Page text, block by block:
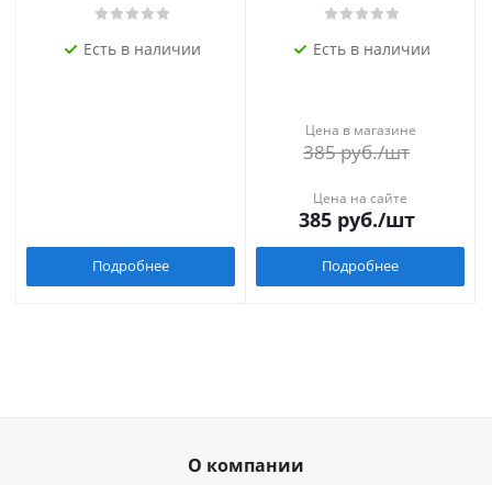
Есть в наличии
Подробнее
Есть в наличии
Цена в магазине
385руб./шт
Цена на сайте
385руб./шт
Подробнее
О компании